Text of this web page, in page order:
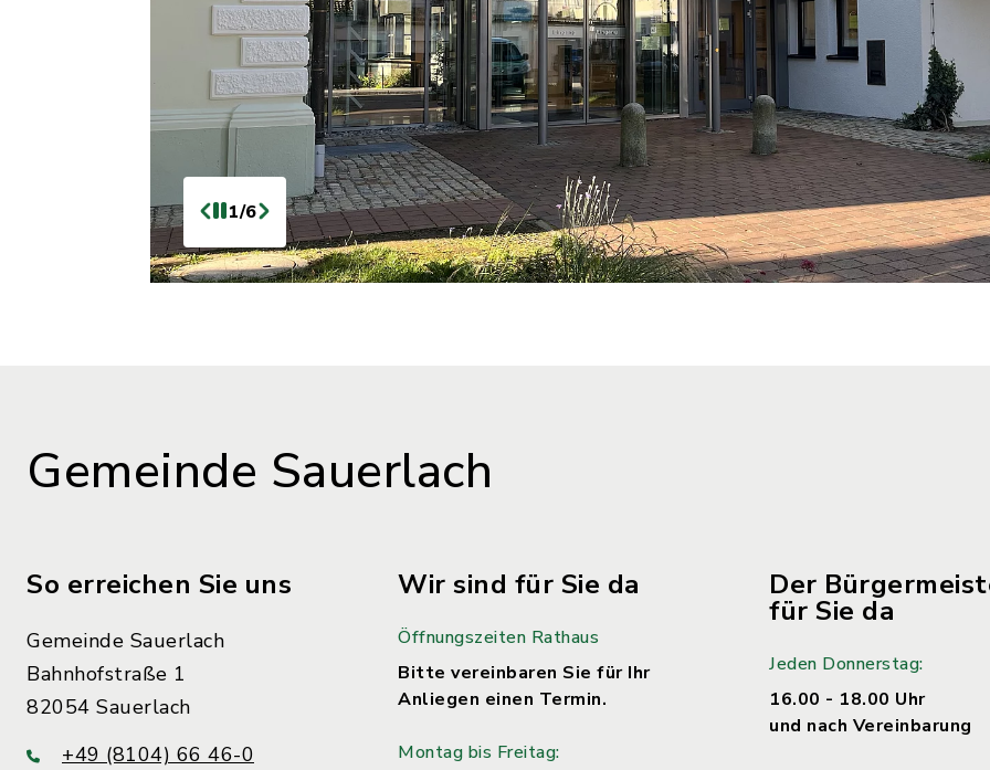
1/6
Gemeinde Sauerlach
So erreichen Sie uns
Gemeinde Sauerlach
Bahnhofstraße 1
82054 Sauerlach
+49 (8104) 66 46-0
Wir sind für Sie da
Öffnungszeiten Rathaus
Bitte vereinbaren Sie für Ihr
Anliegen einen Termin.
Montag bis Freitag:
Der
für Sie da
Jeden Donnerstag:
16.00 - 18.00 Uhr
und nach Vereinbarung